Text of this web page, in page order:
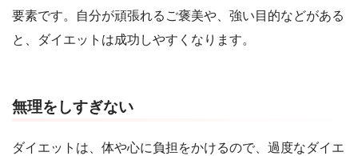
要素です。自分が頑張れるご褒美や、強い目的などがある
と、ダイエットは成功しやすくなります。
無理をしすぎない
ダイエットは、体や心に負担をかけるので、過度なダイエ